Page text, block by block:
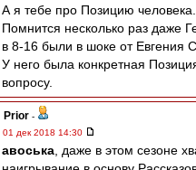
А я тебе про Позицию человека.
Помнится несколько раз даже
в 8-16 были в шоке от Евгения
У него была конкретная
вопросу.
Prior -
01 дек 2018 14:30
авоська , даже в этом сезоне